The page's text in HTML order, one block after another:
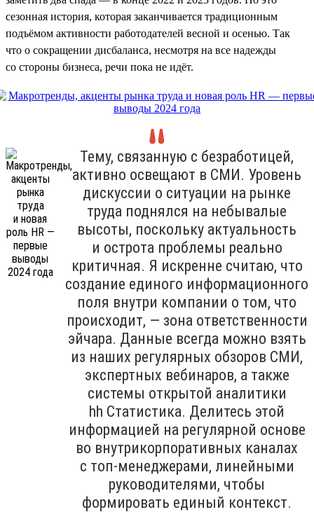
сезонная история, которая заканчивается традиционным
подъёмом активности работодателей весной и осенью. Так
что о сокращении дисбаланса, несмотря на все надежды
со стороны бизнеса, речи пока не идёт.
Тему, связанную с безработицей,
активно освещают в СМИ. Уровень
дискуссии о ситуации на рынке
труда поднялся на небывалые
высоты, поскольку актуальность
и острота проблемы реально
критичная. Я искренне считаю, что
создание единого информационного
поля внутри компании о том, что
происходит, — зона ответственности
эйчара. Данные всегда можно взять
из наших регулярных обзоров СМИ,
экспертных вебинаров, а также
системы открытой аналитики
hh Статистика. Делитесь этой
информацией на регулярной основе
во внутрикорпоративных каналах
с топ-менеджерами, линейными
руководителями, чтобы
формировать единый контекст.